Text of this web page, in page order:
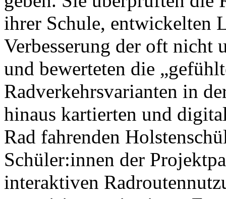
ihrer Schule, entwickelten
Verbesserung der oft nicht
und bewerteten die
Radverkehrsvarianten in
hinaus kartierten und
Rad fahrenden
Schüler:innen der
interaktiven